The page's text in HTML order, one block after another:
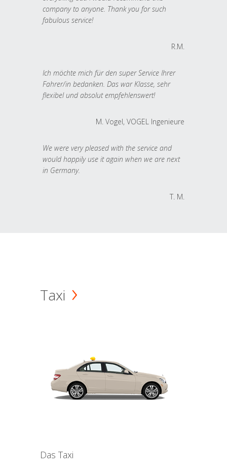
company to anyone. Thank you for such
fabulous service!
R.M.
Ich möchte mich für den super Service Ihrer
Fahrer/in bedanken. Das war Klasse, sehr
flexibel und absolut empfehlenswert!
M. Vogel, VOGEL Ingenieure
We were very pleased with the service and
would happily use it again when we are next
in Germany.
T. M.
Taxi
Das Taxi